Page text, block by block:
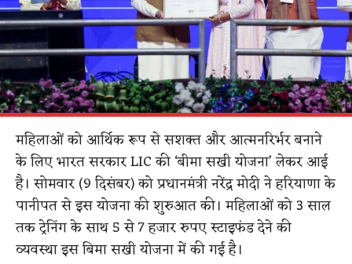
महिलाओं को आर्थिक रूप से सशक्त और आत्मनरिर्भर बनाने
के लिए भारत सरकार LIC की ‘बीमा सखी योजना’ लेकर आई
है। सोमवार (9 दिसंबर) को प्रधानमंत्री नरेंद्र मोदी ने हरियाणा के
पानीपत से इस योजना की शुरुआत की। महिलाओं को 3 साल
तक ट्रेनिंग के साथ 5 से 7 हजार रुपए स्टाइफंड देने की
व्यवस्था इस बिमा सखी योजना में की गई है।